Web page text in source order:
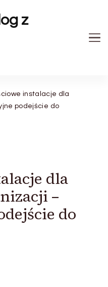
z
instalacje dla
podejście do
dla
–
do